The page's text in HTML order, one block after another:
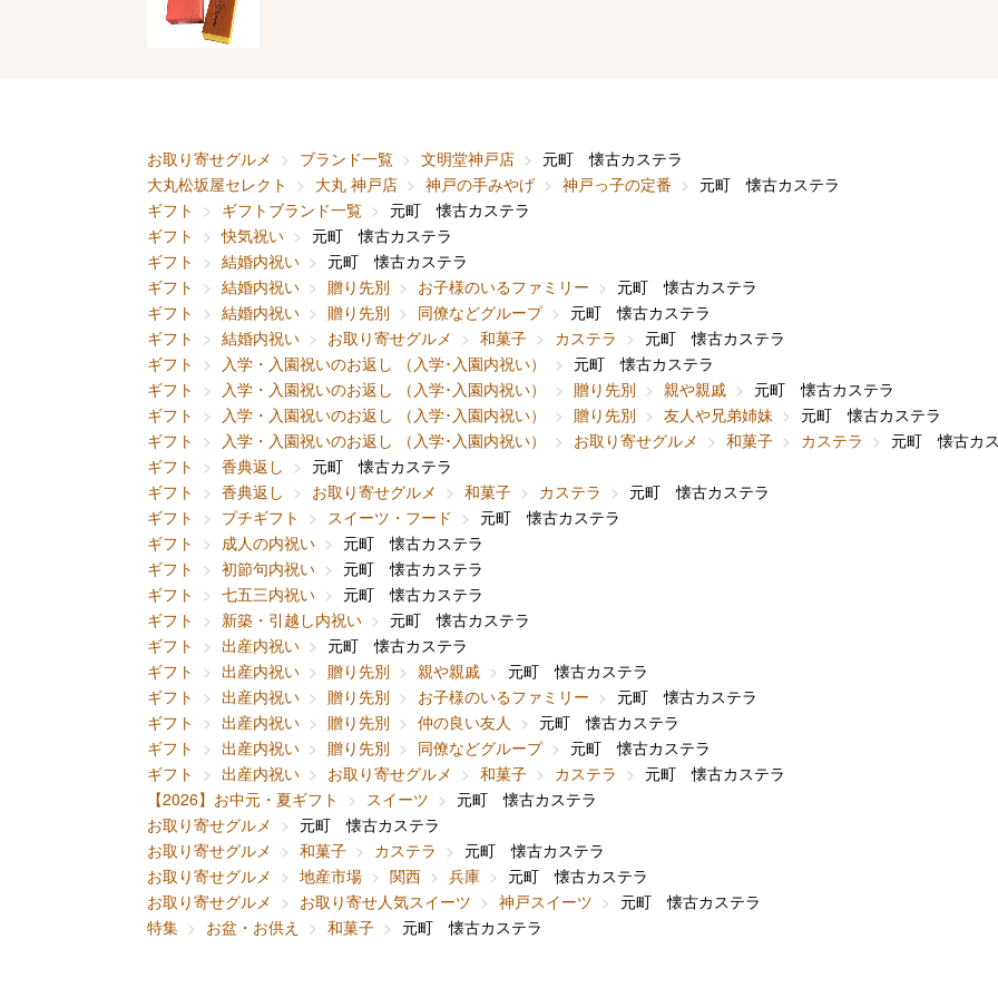
お取り寄せグルメ ブランド一覧 文明堂神戸店
元町 懐古カステラ
大丸松坂屋セレクト
大丸 神戸店 神戸の手みやげ 神戸っ子の定番
元町 懐古カステラ
ギフト
ギフトブランド一覧
元町 懐古カステラ
ギフト
快気祝い
元町 懐古カステラ
ギフト
結婚内祝い
元町 懐古カステラ
ギフト
結婚内祝い 贈り先別 お子様のいるファミリー
元町 懐古カステラ
ギフト
結婚内祝い 贈り先別 同僚などグループ
元町 懐古カステラ
ギフト
結婚内祝い お取り寄せグルメ 和菓子 カステラ
元町 懐古カステラ
ギフト
入学・入園祝いのお返し （入学･入園内祝い）
元町 懐古カステラ
ギフト
入学・入園祝いのお返し （入学･入園内祝い） 贈り先別 親や親戚
元町 懐古カステラ
ギフト
入学・入園祝いのお返し （入学･入園内祝い） 贈り先別 友人や兄弟姉妹
元町 懐古カステラ
ギフト
入学・入園祝いのお返し （入学･入園内祝い） お取り寄せグルメ 和菓子 カステラ
元町 懐古カ
ギフト
香典返し
元町 懐古カステラ
ギフト
香典返し お取り寄せグルメ 和菓子 カステラ
元町 懐古カステラ
ギフト
プチギフト スイーツ・フード
元町 懐古カステラ
ギフト
成人の内祝い
元町 懐古カステラ
ギフト
初節句内祝い
元町 懐古カステラ
ギフト
七五三内祝い
元町 懐古カステラ
ギフト
新築・引越し内祝い
元町 懐古カステラ
ギフト
出産内祝い
元町 懐古カステラ
ギフト
出産内祝い 贈り先別 親や親戚
元町 懐古カステラ
ギフト
出産内祝い 贈り先別 お子様のいるファミリー
元町 懐古カステラ
ギフト
出産内祝い 贈り先別 仲の良い友人
元町 懐古カステラ
ギフト
出産内祝い 贈り先別 同僚などグループ
元町 懐古カステラ
ギフト
出産内祝い お取り寄せグルメ 和菓子 カステラ
元町 懐古カステラ
【2026】お中元・夏ギフト
スイーツ
元町 懐古カステラ
お取り寄せグルメ
元町 懐古カステラ
お取り寄せグルメ
和菓子 カステラ
元町 懐古カステラ
お取り寄せグルメ
地産市場 関西 兵庫
元町 懐古カステラ
お取り寄せグルメ
お取り寄せ人気スイーツ 神戸スイーツ
元町 懐古カステラ
特集
お盆・お供え 和菓子 元町 懐古カステラ